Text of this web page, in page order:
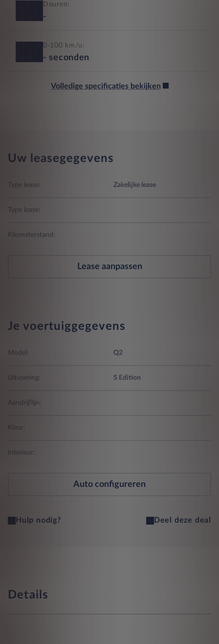
Deuren:
-
0-100 km/u:
- seconden
Volledige specificaties bekijken
Uw leasegegevens
Type lease: Zakelijke lease
Type lease:
Kilometerstand:
Lease aanpassen
Je voertuiggegevens
Model: Q2
Uitvoering: S Edition
Aandrijflijn:
Kleur:
Interieur:
Auto configureren
Hulp nodig? Deel deze deal
Details